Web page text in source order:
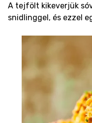
A tejfölt kikeverjük
snidlinggel, és ezzel